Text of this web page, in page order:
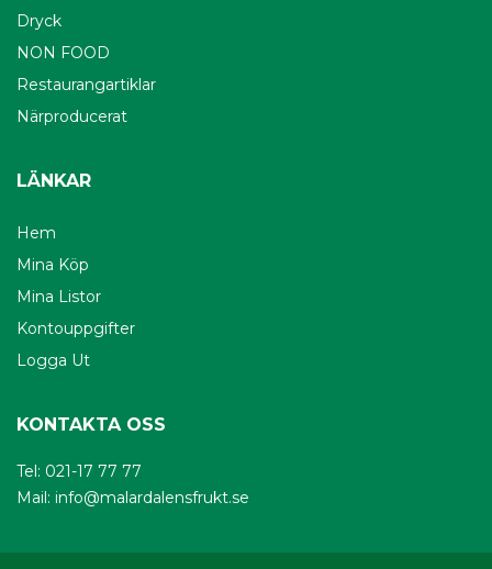
Dryck
NON FOOD
Restaurangartiklar
Närproducerat
LÄNKAR
Hem
Mina Köp
Mina Listor
Kontouppgifter
Logga Ut
KONTAKTA OSS
Tel: 021-17 77 77
Mail: info@malardalensfrukt.se